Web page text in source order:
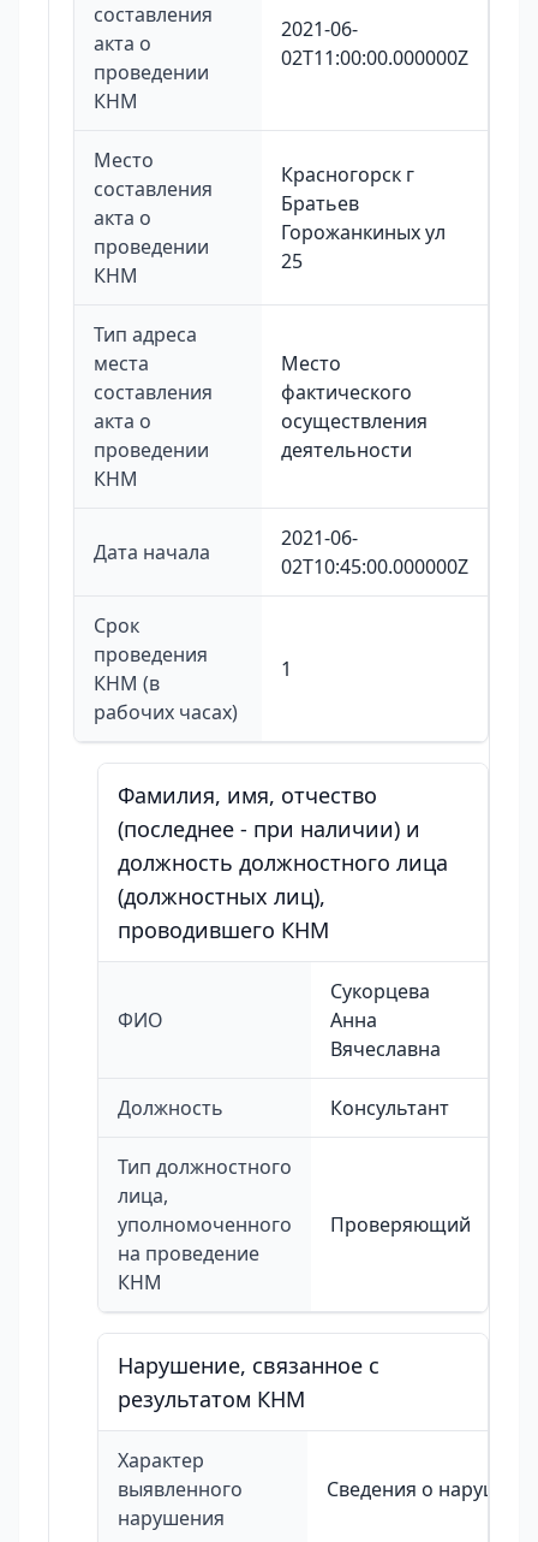
составления
акта о
проведении
КНМ
2021-06-
02T11:00:00.000000Z
Место
составления
акта о
проведении
КНМ
Красногорск г
Братьев
Горожанкиных ул
25
Тип адреса
места
составления
акта о
проведении
КНМ
Место
фактического
осуществления
деятельности
Дата начала
2021-06-
02T10:45:00.000000Z
Срок
проведения
КНМ (в
рабочих часах)
1
Фамилия, имя, отчество
(последнее - при наличии) и
должность должностного лица
(должностных лиц),
проводившего КНМ
ФИО
Сукорцева
Анна
Вячеславна
Должность Консультант
Тип должностного
лица,
уполномоченного
на проведение
КНМ
Проверяющий
Нарушение, связанное с
результатом КНМ
Характер
выявленного
нарушения
Сведения о